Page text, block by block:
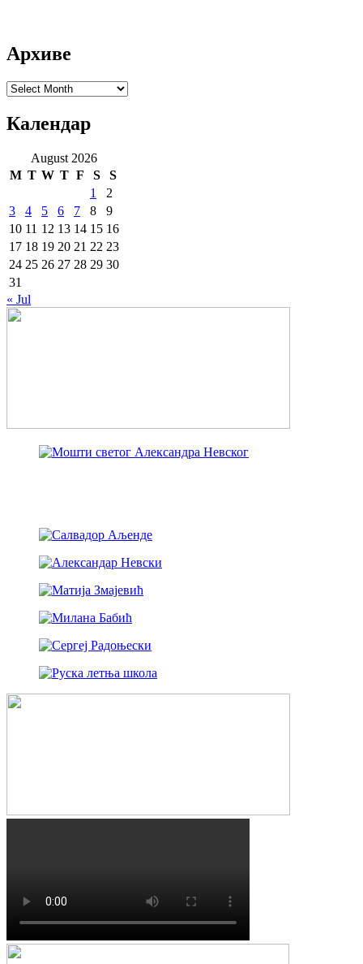
Архиве
Архиве
Календар
August 2026
M T W T F S
S
1
2
3
4 5 6 7 8
9
10 11 12 13 14 15 16
17 18 19 20 21 22 23
24 25 26 27 28 29 30
31
« Jul